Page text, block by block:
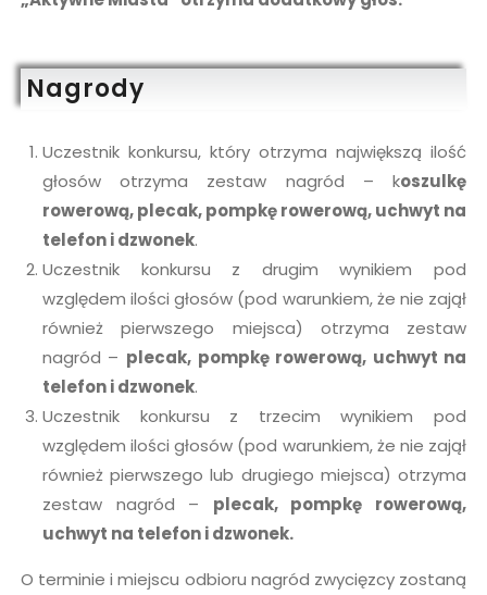
Nagrody
Uczestnik konkursu, który otrzyma największą ilość
głosów otrzyma zestaw nagród – koszulkę
rowerową, plecak, pompkę rowerową, uchwyt na
telefon i dzwonek.
Uczestnik konkursu z drugim wynikiem pod
względem ilości głosów (pod warunkiem, że nie zajął
również pierwszego miejsca) otrzyma zestaw
nagród – plecak, pompkę rowerową, uchwyt na
telefon i dzwonek.
Uczestnik konkursu z trzecim wynikiem pod
względem ilości głosów (pod warunkiem, że nie zajął
również pierwszego lub drugiego miejsca) otrzyma
zestaw nagród – plecak, pompkę rowerową,
uchwyt na telefon i dzwonek.
O terminie i miejscu odbioru nagród zwycięzcy zostaną